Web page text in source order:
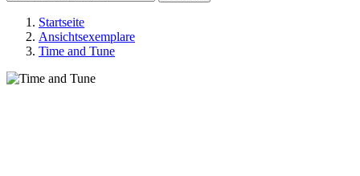
Startseite
Ansichtsexemplare
Time and Tune